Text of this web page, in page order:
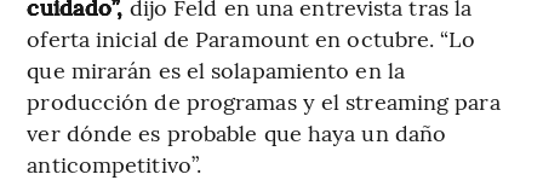
cuidado”, dijo Feld en una entrevista tras la
oferta inicial de Paramount en octubre. “Lo
que mirarán es el solapamiento en la
producción de programas y el streaming para
ver dónde es probable que haya un daño
anticompetitivo”.